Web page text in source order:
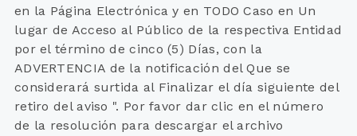
en la Página Electrónica y en TODO Caso en Un
lugar de Acceso al Público de la respectiva Entidad
por el término de cinco (5) Días, con la
ADVERTENCIA de la notificación del Que se
considerará surtida al Finalizar el día siguiente del
retiro del aviso ". Por favor dar clic en el número
de la resolución para descargar el archivo